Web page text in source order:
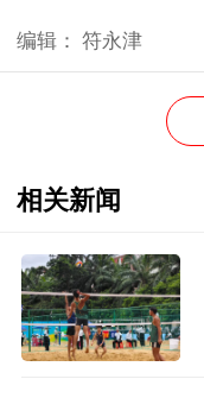
编辑： 符永津
相关新闻